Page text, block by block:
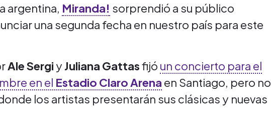
argentina, Miranda! sorprendió a su público
una segunda fecha en nuestro país para este
Ale Sergi y Juliana Gattasfijó un concierto para el
en el Estadio Claro Arena en Santiago, pero no
los artistas presentarán sus clásicas y nuevas